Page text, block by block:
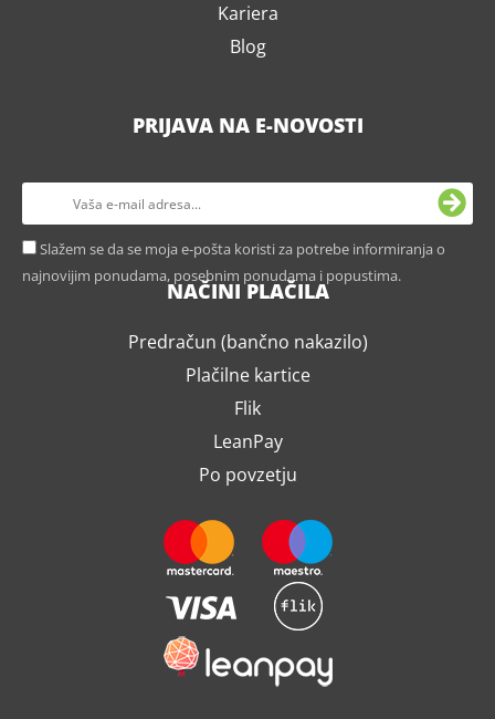
Kariera
Blog
PRIJAVA NA E-NOVOSTI
Slažem se da se moja e-pošta koristi za potrebe informiranja o
najnovijim ponudama, posebnim ponudama i popustima.
NAČINI PLAČILA
Predračun (bančno nakazilo)
Plačilne kartice
Flik
LeanPay
Po povzetju